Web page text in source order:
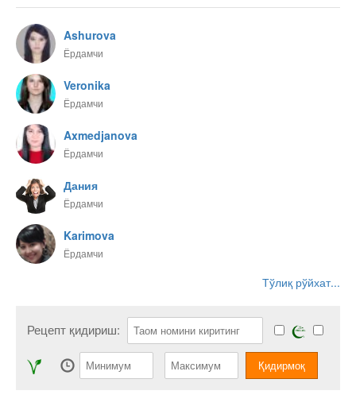
Ashurova
Ёрдамчи
Veronika
Ёрдамчи
Axmedjanova
Ёрдамчи
Дания
Ёрдамчи
Karimova
Ёрдамчи
Тўлиқ рўйхат...
Рецепт қидириш: